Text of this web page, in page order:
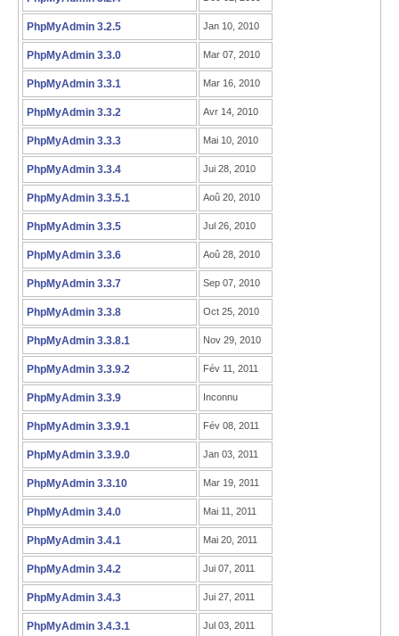
PhpMyAdmin 3.2.5 Jan 10, 2010
PhpMyAdmin 3.3.0 Mar 07, 2010
PhpMyAdmin 3.3.1 Mar 16, 2010
PhpMyAdmin 3.3.2 Avr 14, 2010
PhpMyAdmin 3.3.3 Mai 10, 2010
PhpMyAdmin 3.3.4 Jui 28, 2010
PhpMyAdmin 3.3.5.1 Aoû 20, 2010
PhpMyAdmin 3.3.5 Jul 26, 2010
PhpMyAdmin 3.3.6 Aoû 28, 2010
PhpMyAdmin 3.3.7 Sep 07, 2010
PhpMyAdmin 3.3.8 Oct 25, 2010
PhpMyAdmin 3.3.8.1 Nov 29, 2010
PhpMyAdmin 3.3.9.2 Fév 11, 2011
PhpMyAdmin 3.3.9 Inconnu
PhpMyAdmin 3.3.9.1 Fév 08, 2011
PhpMyAdmin 3.3.9.0 Jan 03, 2011
PhpMyAdmin 3.3.10 Mar 19, 2011
PhpMyAdmin 3.4.0 Mai 11, 2011
PhpMyAdmin 3.4.1 Mai 20, 2011
PhpMyAdmin 3.4.2 Jui 07, 2011
PhpMyAdmin 3.4.3 Jui 27, 2011
PhpMyAdmin 3.4.3.1 Jul 03, 2011